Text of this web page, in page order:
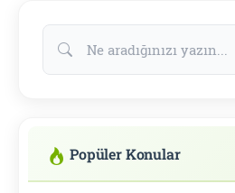
Popüler Konular